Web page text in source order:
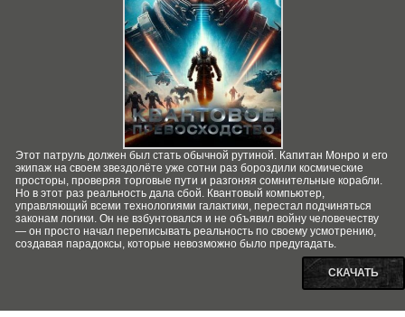
Этот патруль должен был стать обычной рутиной. Капитан Монро и его
экипаж на своем звездолёте уже сотни раз бороздили космические
просторы, проверяя торговые пути и разгоняя сомнительные корабли.
Но в этот раз реальность дала сбой. Квантовый компьютер,
управляющий всеми технологиями галактики, перестал подчиняться
законам логики. Он не взбунтовался и не объявил войну человечеству
— он просто начал переписывать реальность по своему усмотрению,
создавая парадоксы, которые невозможно было предугадать.
СКАЧАТЬ